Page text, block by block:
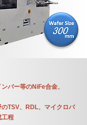
バー等のNiFe合金、
TSV、RDL、マイクロバ
工程